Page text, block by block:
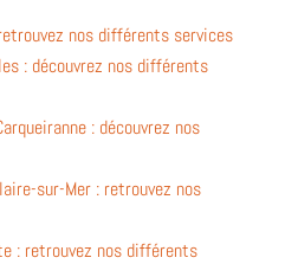
nos différents services
: découvrez nos différents
: découvrez nos
sur-Mer : retrouvez nos
: retrouvez nos différents